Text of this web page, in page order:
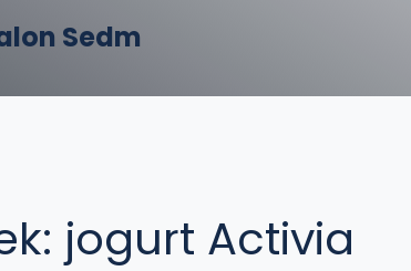
Sedm
jogurt Activia